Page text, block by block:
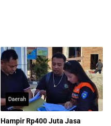
Daerah
Hampir Rp400 Juta Jasa